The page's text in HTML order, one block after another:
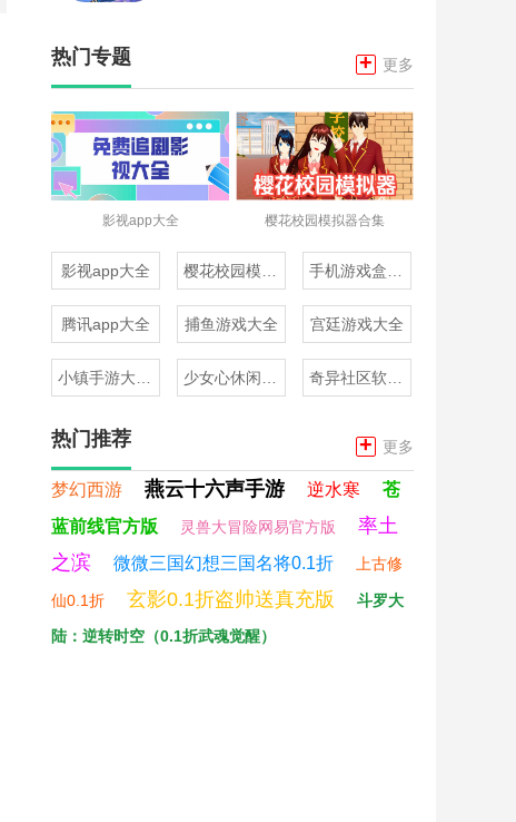
热门专题 + 更多
影视app大全 樱花校园模拟器合集
影视app大全
腾讯app大全 捕鱼游戏大全 宫廷游戏大全
热门推荐 + 更多
梦幻西游 燕云十六声手游 逆水寒
苍
蓝前线官方版
灵兽大冒险网易官方版
率土
之滨
微微三国幻想三国名将0.1折 上古修
仙0.1折 玄影0.1折盗帅送真充版
斗罗大
陆：逆转时空（0.1折武魂觉醒）